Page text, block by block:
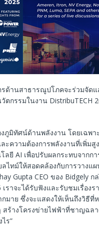
ด้านสาธารณูปโภคจะร่วมจัดแ
ตกรรมในงาน DistribuTECH
ภูมิทัศน์ด้านพลังงาน โดยเฉพ
ะความต้องการพลังงานที่เพิ่มสู
ลยี AI เพื่อปรับผลกระทบจากก
ไทม์ให้สอดคล้องกับการวางแผ
Gupta CEO ของ Bidgely ก
เราจะได้รับฟังและรับชมเรื่องร
มาย ซึ่งจะแสดงให้เห็นถึงวิธีที่
สร้างโครงข่ายไฟฟ้าที่ชาญฉล
ร”